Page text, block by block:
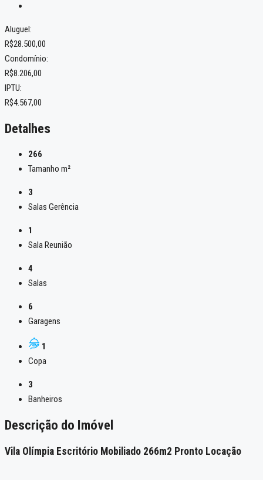
Aluguel:
R$28.500,00
Condomínio:
R$8.206,00
IPTU:
R$4.567,00
Detalhes
266
Tamanho m²
3
Salas Gerência
1
Sala Reunião
4
Salas
6
Garagens
1
Copa
3
Banheiros
Descrição do Imóvel
Vila Olímpia Escritório Mobiliado 266m2 Pronto Locação